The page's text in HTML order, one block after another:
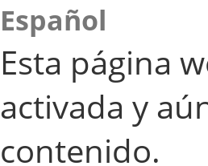
Español
Esta página
activada y
contenido.